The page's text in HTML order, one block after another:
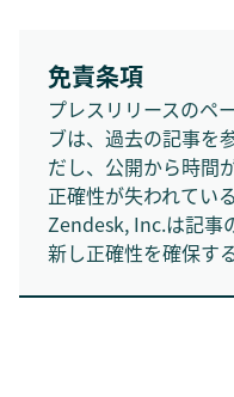
免責条項
プレスリリースのペ
ブは、過去の記事を
だし、公開から時間
正確性が失われてい
Zendesk, Inc.は記事
新し正確性を確保す